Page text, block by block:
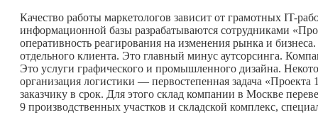
Качество работы маркетологов зависит от грамотных IT-
информационной базы разрабатываются сотрудниками
оперативность реагирования на изменения рынка и
отдельного клиента. Это главный минус аутсорсинга.
Это услуги графического и промышленного дизайна.
организация логистики — первостепенная задача
заказчику в срок. Для этого склад компании в Москве
9 производственных участков и складской комплекс,